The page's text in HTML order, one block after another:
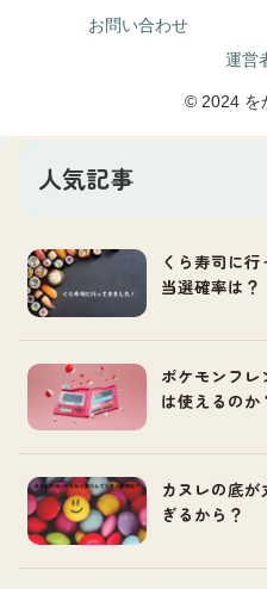
お問い合わせ
運営
© 2024 を
人気記事
くら寿司に
当選確率は？
ポケモンフ
は使えるの
カヌレの底
ぎるから？